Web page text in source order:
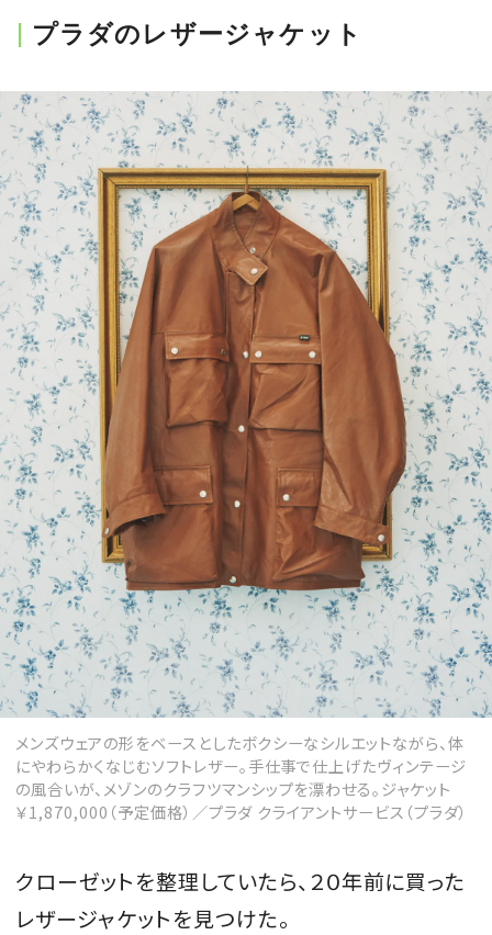
プラダのレザージャケット
メンズウェアの形をベースとしたボクシーなシルエットながら、体
にやわらかくなじむソフトレザー。手仕事で仕上げたヴィンテージ
の風合いが、メゾンのクラフツマンシップを漂わせる。ジャケット
￥1,870,000（予定価格）／プラダ クライアントサービス（プラダ）
クローゼットを整理していたら、２０年前に買った
レザージャケットを見つけた。